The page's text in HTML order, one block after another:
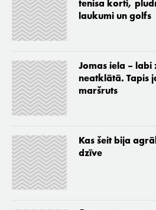
tenisa korti,
laukumi un golfs
Jomas iela –
neatklātā. Tapis
maršruts
Kas šeit bija
dzīve